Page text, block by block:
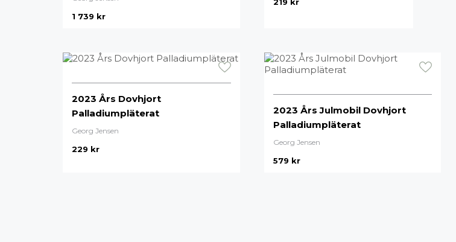
1 739 kr
2023 Års Dovhjort
Palladiumpläterat
Georg Jensen
229 kr
2023 Års Julmobil Dovhjort
Palladiumpläterat
Georg Jensen
579 kr